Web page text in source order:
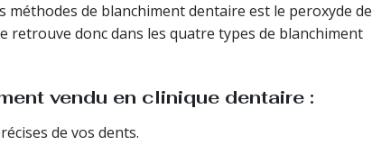
méthodes de blanchiment dentaire est le peroxyde de
retrouve donc dans les quatre types de blanchiment
vendu en clinique dentaire :
de vos dents.